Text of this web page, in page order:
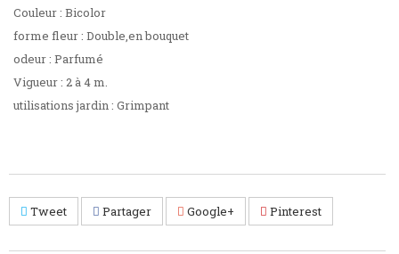
Couleur : Bicolor
forme fleur : Double,en bouquet
odeur : Parfumé
Vigueur : 2 à 4 m.
utilisations jardin : Grimpant
Tweet Partager Google+ Pinterest